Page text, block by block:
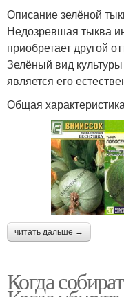
Описание зелёной
Недозревшая тыква
приобретает другой
Зелёный вид культуры
является его
Общая
читать дальше →
Когда